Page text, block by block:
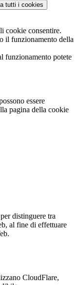
tutti i cookies
cookie consentire.
il funzionamento della
funzionamento potete
essere
pagina della cookie
distinguere tra
al fine di effettuare
CloudFlare,